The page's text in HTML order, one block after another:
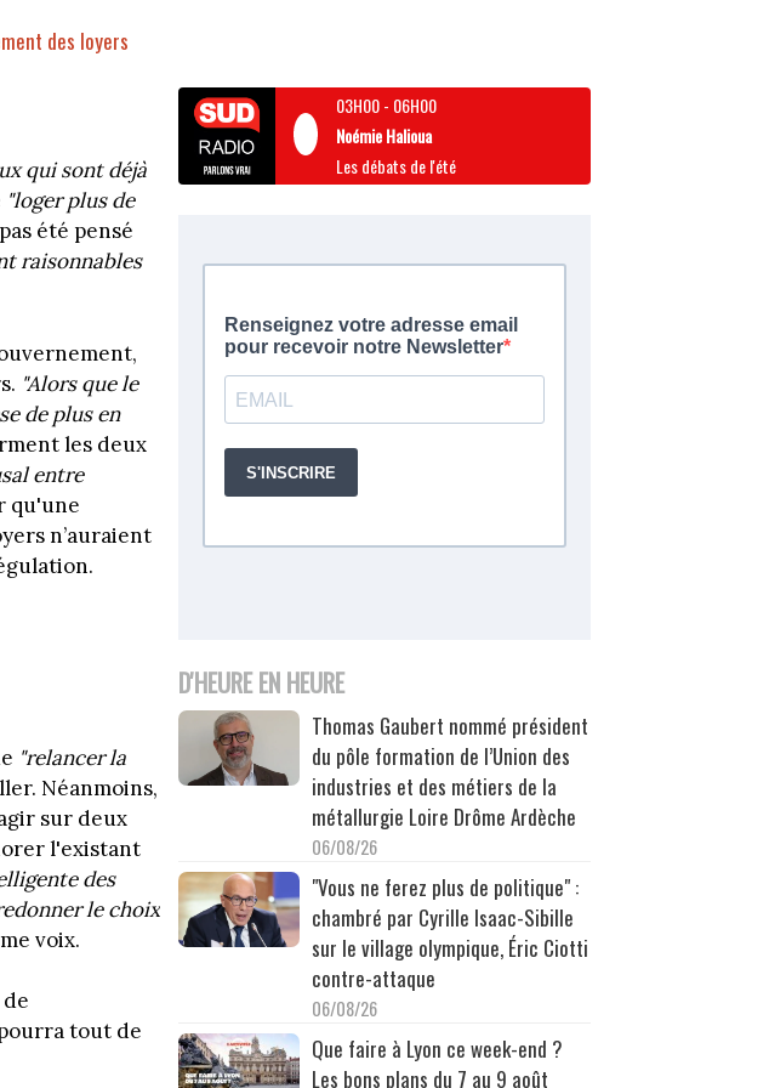
des loyers
qui sont déjà
"loger plus de
été pensé
raisonnables
"Alors que le
de plus en
les deux
entre
qu'une
n’auraient
"relancer la
Néanmoins,
sur deux
l'existant
des
le choix
voix.
tout de
03H00- 06H00
Noémie Halioua
Les débats de l'été
D'HEURE EN HEURE
Thomas Gaubert nommé président
du pôle formation de l’Union des
industries et des métiers de la
métallurgie Loire Drôme Ardèche
06/08/26
"Vous ne ferez plus de politique" :
chambré par Cyrille Isaac-Sibille
sur le village olympique, Éric Ciotti
contre-attaque
06/08/26
Que faire à Lyon ce week-end ?
Les bons plans du 7 au 9 août